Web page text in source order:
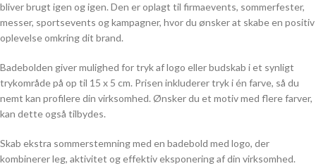
bliver brugt igen og igen. Den er oplagt til firmaevents, sommerfester,
messer, sportsevents og kampagner, hvor du ønsker at skabe en positiv
oplevelse omkring dit brand.
Badebolden giver mulighed for tryk af logo eller budskab i et synligt
trykområde på op til 15 x 5 cm. Prisen inkluderer tryk i én farve, så du
nemt kan profilere din virksomhed. Ønsker du et motiv med flere farver,
kan dette også tilbydes.
Skab ekstra sommerstemning med en badebold med logo, der
kombinerer leg, aktivitet og effektiv eksponering af din virksomhed.